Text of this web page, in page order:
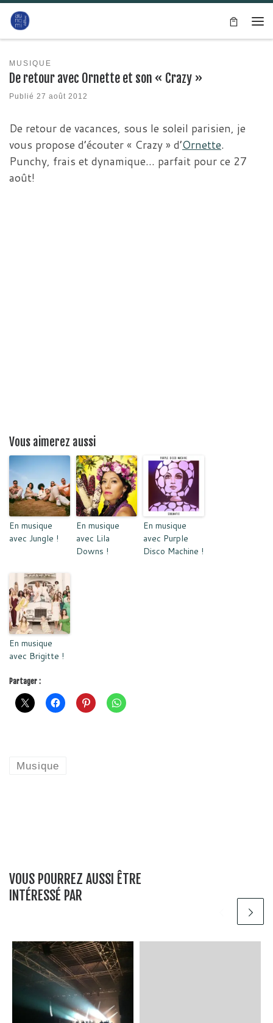
Passer au contenu
MUSIQUE
De retour avec Ornette et son « Crazy »
Publié 27 août 2012
De retour de vacances, sous le soleil parisien, je
vous propose d’écouter « Crazy » d’Ornette.
Punchy, frais et dynamique… parfait pour ce 27
août!
Vous aimerez aussi
En musique
avec Jungle !
En musique
avec Lila
Downs !
En musique
avec Purple
Disco Machine !
En musique
avec Brigitte !
Partager :
Musique
VOUS POURREZ AUSSI ÊTRE
INTÉRESSÉ PAR